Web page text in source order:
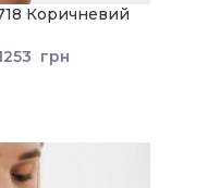
Коричневий
грн